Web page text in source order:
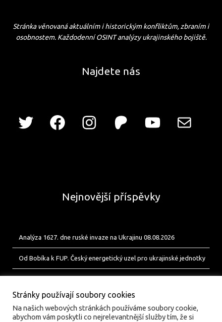
Stránka věnovaná aktuálním i historickým konfliktům, zbraním i
osobnostem. Každodenní OSINT analýzy ukrajinského bojiště.
Najdete nás
Nejnovější příspěvky
Analýza 1627. dne ruské invaze na Ukrajinu 08.08.2026
Od Bobíka k FUP. Český energetický uzel pro ukrajinské jednotky
Stránky používají soubory cookies
Na našich webových stránkách používáme soubory cookie,
abychom vám poskytli co nejrelevantnější služby tím, že si